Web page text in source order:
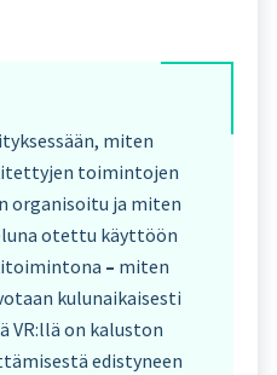
miten
toimintojen
organisoitu ja miten
otettu käyttöön
– miten
kulunaikaisesti
VR:llä on kaluston
edistyneen